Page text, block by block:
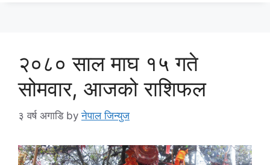
२०८० साल माघ १५ गते
सोमवार, आजको राशिफल
३ वर्ष अगाडि byनेपाल जिन्युज